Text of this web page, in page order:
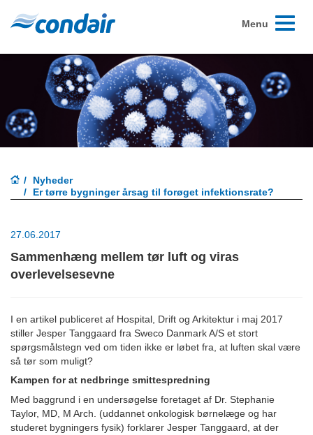
Toggle
Menu
Nyheder
Er tørre bygninger årsag til forøget infektionsrate?
27.06.2017
Sammenhæng mellem tør luft og viras
overlevelsesevne
I en artikel publiceret af Hospital, Drift og Arkitektur i maj 2017
stiller Jesper Tanggaard fra Sweco Danmark A/S et stort
spørgsmålstegn ved om tiden ikke er løbet fra, at luften skal være
så tør som muligt?
Kampen for at nedbringe smittespredning
Med baggrund i en undersøgelse foretaget af Dr. Stephanie
Taylor, MD, M Arch. (uddannet onkologisk børnelæge og har
studeret bygningers fysik) forklarer Jesper Tanggaard, at der